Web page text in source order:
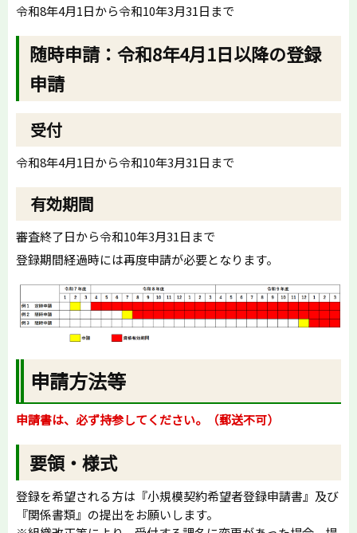
令和8年4月1日から令和10年3月31日まで
随時申請：令和8年4月1日以降の登録
申請
受付
令和8年4月1日から令和10年3月31日まで
有効期間
審査終了日から令和10年3月31日まで
登録期間経過時には再度申請が必要となります。
申請方法等
申請書は、必ず持参してください。（郵送不可）
要領・様式
登録を希望される方は『小規模契約希望者登録申請書』及び
『関係書類』の提出をお願いします。